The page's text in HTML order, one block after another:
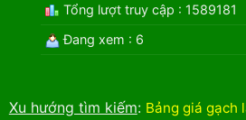
Tổng lượt truy cập : 1589181
Đang xem : 6
Xu hướng tìm kiếm: Bảng giá gạch